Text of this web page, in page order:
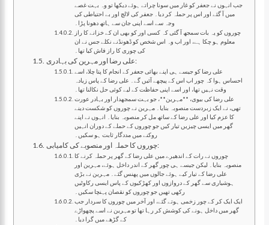
جب انہوں نے جعفر کو غار میں سونا چراتے ہوئے دیکھا تو وہ بہت غصے
میں آ گئے اور اس پر حملہ کر دیا۔ جعفر کی لالچ اور بے احتیاطی کی
وجہ سے اسے اپنی جان سے ہاتھ دھونا پڑا۔
چوروں کو یہ بات سمجھ آ گئی کہ کسی اور کو بھی ان کے خزانے کا راز
معلوم ہو چکا ہے، اور اب وہ اس شخص کو ڈھونڈنے نکلے جس نے ان
کی چوری کا راز فاش کیا تھا۔
علی رضا اور مہرین کی بہادری:
علی رضا کو جیسے ہی اپنے بھائی جعفر کے انجام کا پتا چلا، اسے
احساس ہوا کہ چور اب اس کے پیچھے آئیں گے۔ علی رضا کے پاس زیادہ
وقت نہیں تھا، اور اسے اپنی حفاظت کے لیے کوئی حل نکالنا تھا۔
علی رضا کی بیوی، **مہرین**، جو بہت سمجھدار اور بہادر عورت
تھی، نے ایک زبردست منصوبہ بنایا۔ مہرین نے چوروں کو شکست دینے
کا عزم کیا اور علی رضا کے ساتھ مل کر منصوبہ بنایا۔ انہوں نے اپنے
گھر میں ایسی چیزیں تیار کیں جو چوروں کے حملے کے دوران انہیں
روکنے میں مددگار ثابت ہو سکیں۔
چوروں کا حملہ اور منصوبے کی کامیابی:
چوروں نے رات کے اندھیرے میں علی رضا کے گھر پر حملہ کرنے کا
منصوبہ بنایا۔ لیکن جیسے ہی چور گھر کے اندر داخل ہوئے، مہرین اور
علی رضا کے تیار کیے ہوئے جالوں میں پھنس گئے۔ مہرین نے بڑی
ہوشیاری سے گھر کے دروازوں اور کھڑکیوں کے پاس ایسی رکاوٹیں
رکھی تھیں جو چوروں کو نقصان پہنچا سکیں۔
ایک ایک کر کے چور زخمی ہوتے گئے، اور آخر میں چوروں کا سردار جب
گھر میں داخل ہونے کی کوشش کر رہا تھا تو مہرین نے اسے پچھواڑے
کے گڑھے میں گرا دیا۔